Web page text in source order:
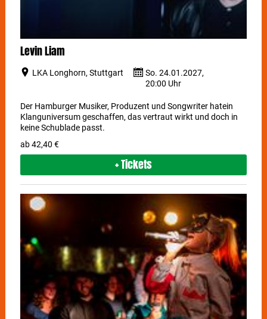
Levin Liam
LKA Longhorn, Stuttgart
So. 24.01.2027,
20:00 Uhr
Der Hamburger Musiker, Produzent und Songwriter hatein
Klanguniversum geschaffen, das vertraut wirkt und doch in
keine Schublade passt.
ab 42,40 €
+ Tickets